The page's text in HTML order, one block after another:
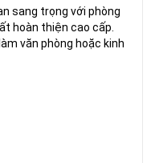
sang trọng với phòng
hoàn thiện cao cấp.
văn phòng hoặc kinh